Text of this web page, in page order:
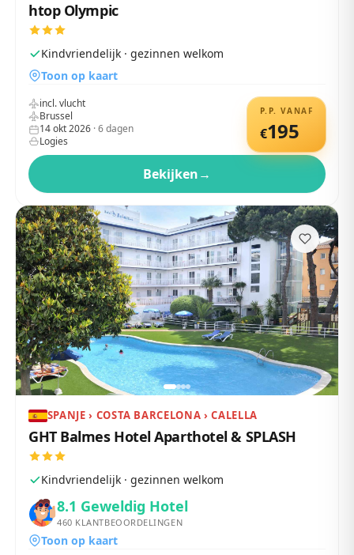
htop Olympic
Kindvriendelijk · gezinnen welkom
Toon op kaart
P.P. VANAF
€195
incl. vlucht
Brussel
14 okt 2026 ·6dagen
Logies
Bekijken→
SPANJE › COSTA BARCELONA › CALELLA
GHT Balmes Hotel Aparthotel & SPLASH
Kindvriendelijk · gezinnen welkom
8.1 Geweldig Hotel
460 KLANTBEOORDELINGEN
Toon op kaart